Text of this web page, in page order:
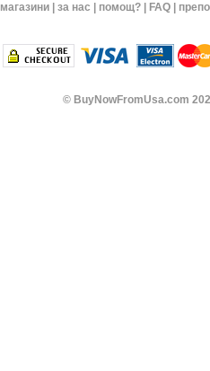
магазини за нас помощ? FAQ
© BuyNowFromUsa.com